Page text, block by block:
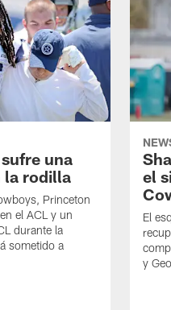
una
la rodilla
Princeton
el ACL y un
durante la
sometido a
el
El
y